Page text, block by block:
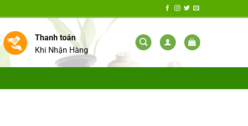
Thanh toán
Khi Nhận Hàng